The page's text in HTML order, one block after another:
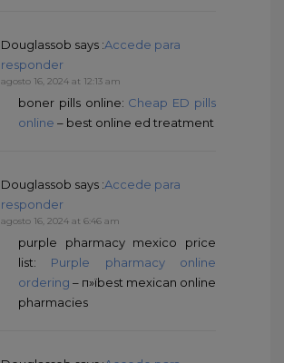
Douglassob says :Accede para
responder
agosto 16, 2024 at 12:13 am
boner pills online: Cheap ED pills
online – best online ed treatment
Douglassob says :Accede para
responder
agosto 16, 2024 at 6:46 am
purple pharmacy mexico price
list: Purple pharmacy online
ordering – п»їbest mexican online
pharmacies